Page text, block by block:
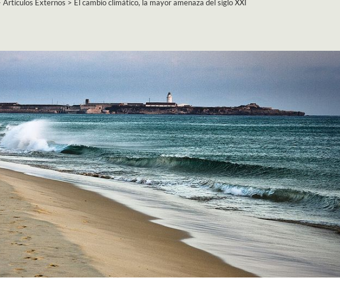
Artículos Externos > El cambio climático, la mayor amenaza del siglo XXI